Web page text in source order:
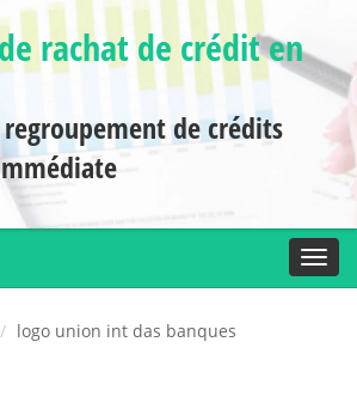
rachat de crédit en
de crédits
logo union int das banques